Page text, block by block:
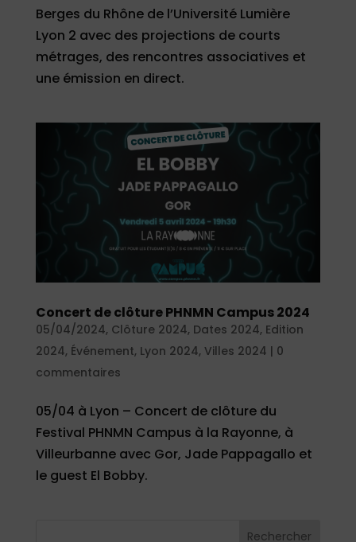
Berges du Rhône de l’Université Lumière
Lyon 2 avec des projections de courts
métrages, des rencontres associatives et
une émission en direct.
Concert de clôture PHNMN Campus 2024
05/04/2024, Clôture 2024, Dates 2024, Edition
2024, Événement, Lyon 2024, Villes 2024 | 0
commentaires
05/04 à Lyon – Concert de clôture du
Festival PHNMN Campus à la Rayonne, à
Villeurbanne avec Gor, Jade Pappagallo et
le guest El Bobby.